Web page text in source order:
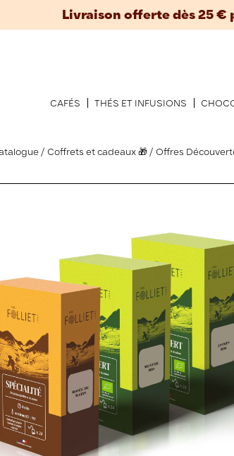
Livraison offerte dès 25 €
CAFÉS THÉS ET INFUSIONS
Coffrets et cadeaux 🎁 Offres